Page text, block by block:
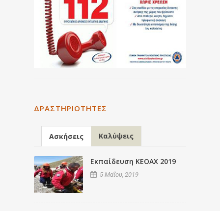
ΔΡΑΣΤΗΡΙΌΤΗΤΕΣ
Ασκήσεις Καλύψεις
Εκπαίδευση ΚΕΟΑΧ 2019
5 Μαΐου, 2019